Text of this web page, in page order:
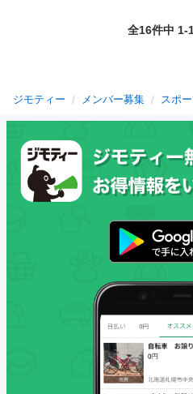
全16件中 1-
ジモティー メンバー募集 スポ